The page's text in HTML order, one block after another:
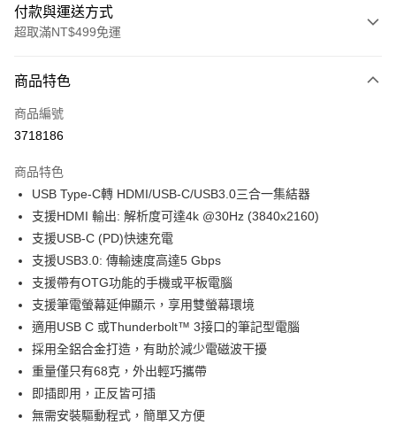
付款與運送方式
超取滿NT$499免運
信用卡一次付款
信用卡分期付款
合作金庫商業銀行
華南商業銀行
彰化商業銀行
上海商業儲蓄銀行
台北富邦商業銀行
國泰世華商業銀行
臺灣中小企業銀行
匯豐（台灣）商業銀行
華泰商業銀行
聯邦商業銀行
遠東國際商業銀行
元大商業銀行
永豐商業銀行
玉山商業銀行
星展（台灣）商業銀行
台新國際商業銀行
中國信託商業銀行
台灣樂天信用卡公司
6 期 0 利率 每期
華南商業銀行
彰化商業銀行
上海商業儲蓄銀行
國泰世華商業銀行
兆豐國際商業銀行
臺灣中小企業銀行
台中商業銀行
匯豐（台灣）商業銀行
華泰商業銀行
聯邦商業銀行
遠東國際商業銀行
元大商業銀行
永豐商業銀行
玉山商業銀行
星展（台灣）商業銀行
台新國際商業銀行
台灣樂天信用卡公司
12 期 0 利率 每期
合作金庫商業銀行
上海商業儲蓄銀行
國泰世華商業銀行
兆豐國際商業銀行
臺灣中小企業銀行
台中商業銀行
匯豐（台灣）商業銀行
華泰商業銀行
聯邦商業銀行
遠東國際商業銀行
元大商業銀行
玉山商業銀行
台新國際商業銀行
台灣樂天信用卡公司
超商取貨付款
LINE Pay
Apple Pay
街口支付
悠遊付
ATM付款
商品特色
商品編號
3718186
商品特色
USB Type-C轉 HDMI/USB-C/USB3.0三合一集結器
支援HDMI 輸出: 解析度可達4k @30Hz (3840x2160)
支援USB-C (PD)快速充電
支援USB3.0: 傳輸速度高達5 Gbps
支援帶有OTG功能的手機或平板電腦
支援筆電螢幕延伸顯示，享用雙螢幕環境
適用USB C 或Thunderbolt™ 3接口的筆記型電腦
採用全鋁合金打造，有助於減少電磁波干擾
重量僅只有68克，外出輕巧攜帶
即插即用，正反皆可插
無需安裝驅動程式，簡單又方便